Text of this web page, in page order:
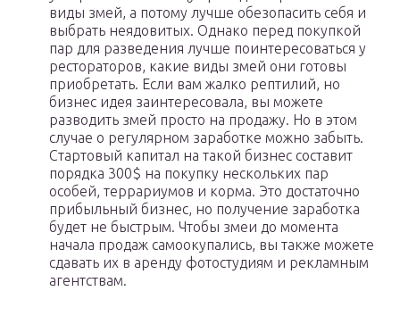
виды змей, а потому лучше обезопасить себя и
выбрать неядовитых. Однако перед покупкой
пар для разведения лучше поинтересоваться у
рестораторов, какие виды змей они готовы
приобретать. Если вам жалко рептилий, но
бизнес идея заинтересовала, вы можете
разводить змей просто на продажу. Но в этом
случае о регулярном заработке можно забыть.
Стартовый капитал на такой бизнес составит
порядка 300$ на покупку нескольких пар
особей, террариумов и корма. Это достаточно
прибыльный бизнес, но получение заработка
будет не быстрым. Чтобы змеи до момента
начала продаж самоокупались, вы также можете
сдавать их в аренду фотостудиям и рекламным
агентствам.